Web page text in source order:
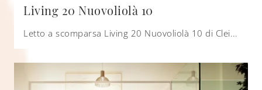
Living 20 Nuovoliolà 10
Letto a scomparsa Living 20 Nuovoliolà 10 di Clei: scopri le più belle soluzioni estremamente compatte trasformabili in laccato opaco.